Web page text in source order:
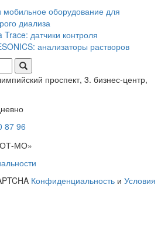
оборудование для
диализа
Trace: датчики контроля
анализаторы растворов
проспект, 3. бизнес-центр,
87 96
МО»
Конфиденциальность и Условия